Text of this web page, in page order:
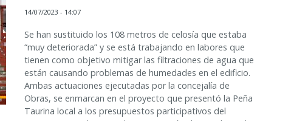
14/07/2023 - 14:07
Se han sustituido los 108 metros de celosía que estaba
“muy deteriorada” y se está trabajando en labores que
tienen como objetivo mitigar las filtraciones de agua que
están causando problemas de humedades en el edificio.
Ambas actuaciones ejecutadas por la concejalía de
Obras, se enmarcan en el proyecto que presentó la Peña
Taurina local a los presupuestos participativos del